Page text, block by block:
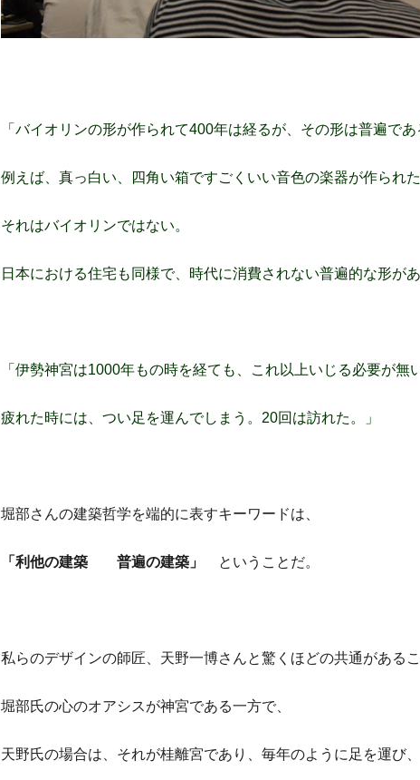
「バイオリンの形が作られて400年は経るが、その形は普遍であ
例えば、真っ白い、四角い箱ですごくいい音色の楽器が作られた
それはバイオリンではない。
日本における住宅も同様で、時代に消費されない普遍的な形が
「伊勢神宮は1000年もの時を経ても、これ以上いじる必要が無
疲れた時には、つい足を運んでしまう。20回は訪れた。」
堀部さんの建築哲学を端的に表すキーワードは、
「利他の建築 普遍の建築」 ということだ。
私らのデザインの師匠、天野一博さんと驚くほどの共通があるこ
堀部氏の心のオアシスが神宮である一方で、
天野氏の場合は、それが桂離宮であり、毎年のように足を運び、